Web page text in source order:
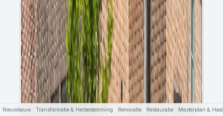
Nieuwbouw Transformatie & Herbestemming Renovatie Restauratie Masterplan &